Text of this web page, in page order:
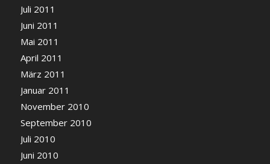
Juli 2011
Juni 2011
Mai 2011
April 2011
März 2011
Januar 2011
November 2010
September 2010
Juli 2010
Juni 2010